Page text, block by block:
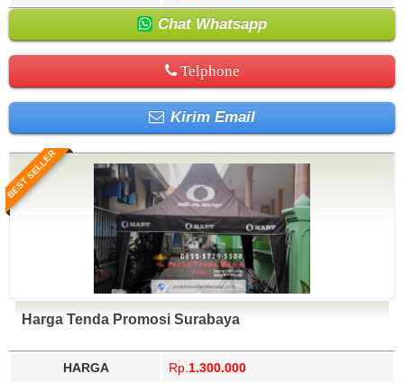
Chat Whatsapp
Telphone
Kirim Email
BEST SELLER
Harga Tenda Promosi Surabaya
HARGA Rp. 1.300.000